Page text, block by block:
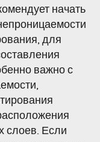
начать
для
важно с
слоев. Если